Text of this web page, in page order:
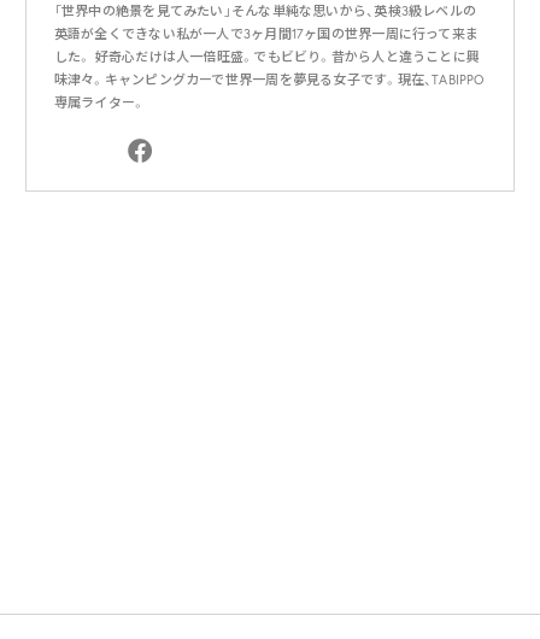
「世界中の絶景を見てみたい」そんな単純な思いから、英検3級レベルの
英語が全くできない私が一人で3ヶ月間17ヶ国の世界一周に行って来ま
した。 好奇心だけは人一倍旺盛。でもビビり。昔から人と違うことに興
味津々。キャンピングカーで世界一周を夢見る女子です。現在、TABIPPO
専属ライター。